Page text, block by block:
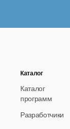
Каталог
Каталог
программ
Разработчики